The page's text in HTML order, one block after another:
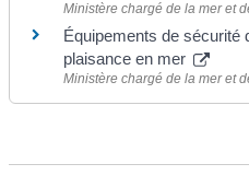
Ministère chargé de la mer et
Équipements de sécurité
plaisance en mer
Ministère chargé de la mer et